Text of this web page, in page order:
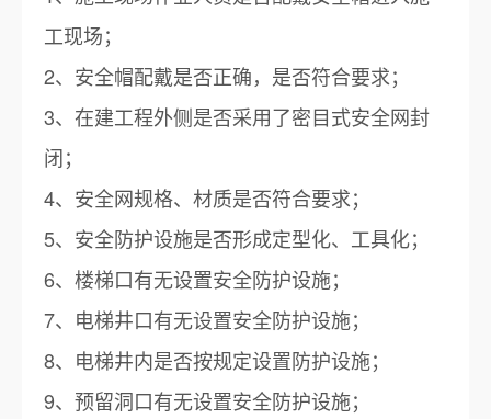
工现场；
2、安全帽配戴是否正确，是否符合要求；
3、在建工程外侧是否采用了密目式安全网封
闭；
4、安全网规格、材质是否符合要求；
5、安全防护设施是否形成定型化、工具化；
6、楼梯口有无设置安全防护设施；
7、电梯井口有无设置安全防护设施；
8、电梯井内是否按规定设置防护设施；
9、预留洞口有无设置安全防护设施；